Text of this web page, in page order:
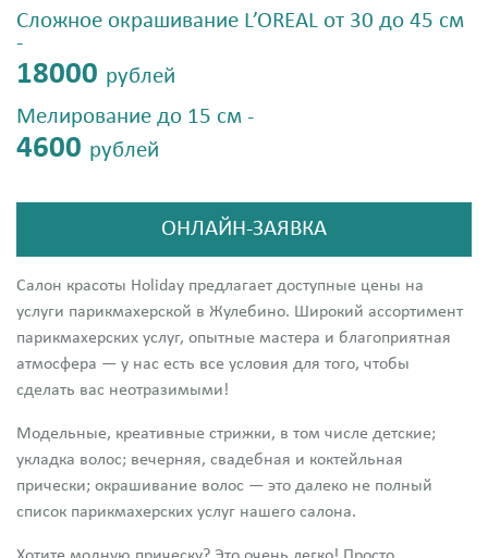
Салон красоты Holiday предлагает доступные цены на
услуги парикмахерской в Жулебино. Широкий ассортимент
парикмахерских услуг, опытные мастера и благоприятная
атмосфера — у нас есть все условия для того, чтобы
сделать вас неотразимыми!
Модельные, креативные стрижки, в том числе детские;
укладка волос; вечерняя, свадебная и коктейльная
прически; окрашивание волос — это далеко не полный
список парикмахерских услуг нашего салона.
Сложное окрашивание L’OREAL от 30 до 45 см
-
18000 рублей
Мелирование до 15 см -
4600 рублей
ОНЛАЙН-ЗАЯВКА